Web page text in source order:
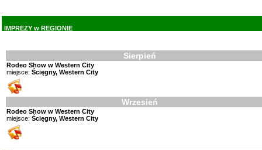
IMPREZY w REGIONIE
Sierpień
Rodeo Show w Western City
miejsce: Ścięgny, Western City
Wrzesień
Rodeo Show w Western City
miejsce: Ścięgny, Western City